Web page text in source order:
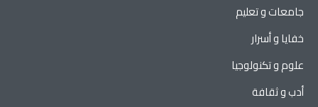
جامعات و تعليم
خفايا و أسرار
علوم و تكنولوجيا
أدب و ثقافة